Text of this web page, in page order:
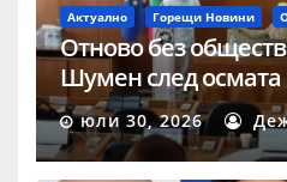
Актуално Горещи Новини
Отново без
Шумен след осмата
юли 30, 2026